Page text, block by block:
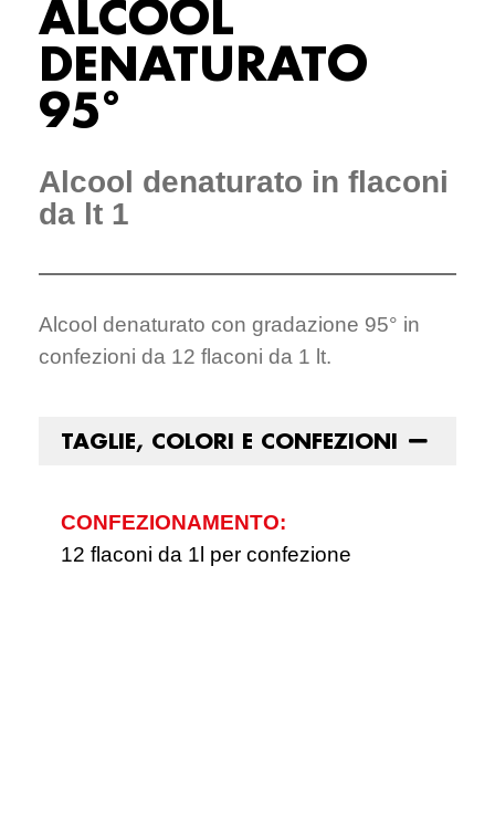
ALCOOL
DENATURATO
95°
Alcool denaturato in flaconi
da lt 1
Alcool denaturato con gradazione 95° in
confezioni da 12 flaconi da 1 lt.
TAGLIE, COLORI E CONFEZIONI
CONFEZIONAMENTO:
12 flaconi da 1l per confezione